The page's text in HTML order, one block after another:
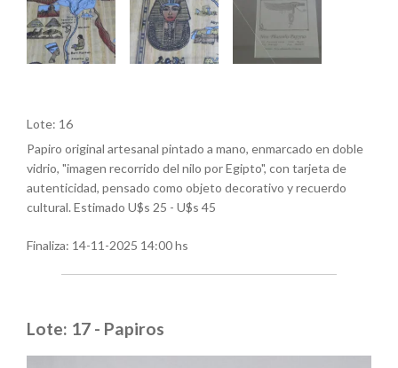
Lote: 16
Papiro original artesanal pintado a mano, enmarcado en doble
vidrio, "imagen recorrido del nilo por Egipto", con tarjeta de
autenticidad, pensado como objeto decorativo y recuerdo
cultural. Estimado U$s 25 - U$s 45
Finaliza: 14-11-2025 14:00 hs
Lote: 17 - Papiros